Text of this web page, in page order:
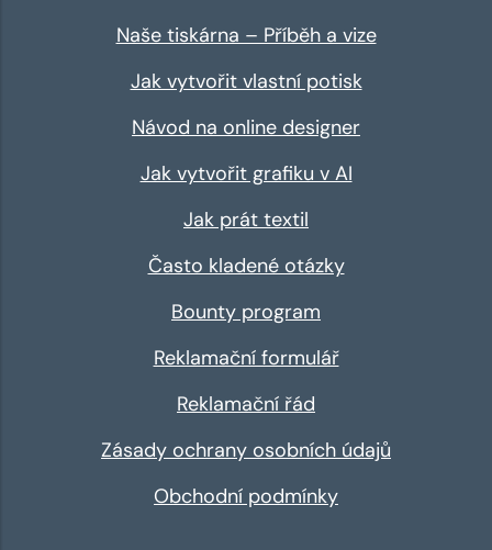
Naše tiskárna – Příběh a vize
Jak vytvořit vlastní potisk
Návod na online designer
Jak vytvořit grafiku v AI
Jak prát textil
Často kladené otázky
Bounty program
Reklamační formulář
Reklamační řád
Zásady ochrany osobních údajů
Obchodní podmínky